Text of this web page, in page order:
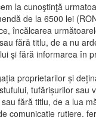
la cunoştinţă
de la 6500 lei
încălcarea
fără titlu, de a nu
şi fără informarea în
proprietarilor și
tufărișurilor sau
fără titlu, de a lua
comunicaţie rutiere,